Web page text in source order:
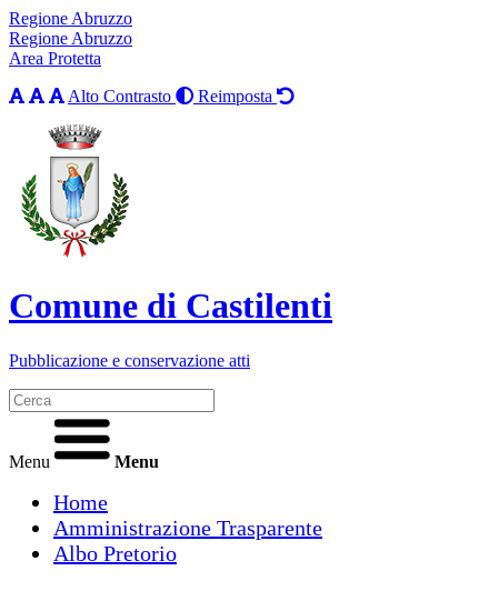
Regione Abruzzo
Regione Abruzzo
Area Protetta
Alto Contrasto
Reimposta
Comune di Castilenti
Pubblicazione e conservazione atti
Menu Menu
Home
Amministrazione Trasparente
Albo Pretorio